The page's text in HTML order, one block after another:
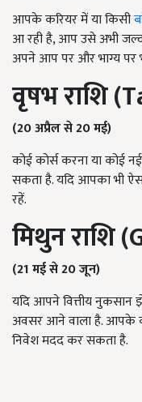
आपके करियर में या किसी
आ रही है, आप उसे अभी
अपने आप पर और भाग्य पर
वृषभ राशि (
(20 अप्रैल से 20 मई)
कोई कोर्स करना या कोई
सकता है. यदि आपका भी
रहें.
मिथुन राशि (
(21 मई से 20 जून)
यदि आपने वित्तीय
अवसर आने वाला है. आपके
निवेश मदद कर सकता है.